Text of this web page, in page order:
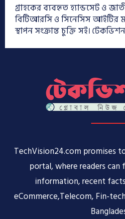
গ্রাহকের ব্যবহৃত হ্যান্ডসেট ও
বিটিআরসি ও সিনেসিস আইটির
স্থাপন সংক্রান্ত চুক্তি সই।
TechVision24.com promises
portal, where readers
information, recent
eCommerce,Telecom, Fin-